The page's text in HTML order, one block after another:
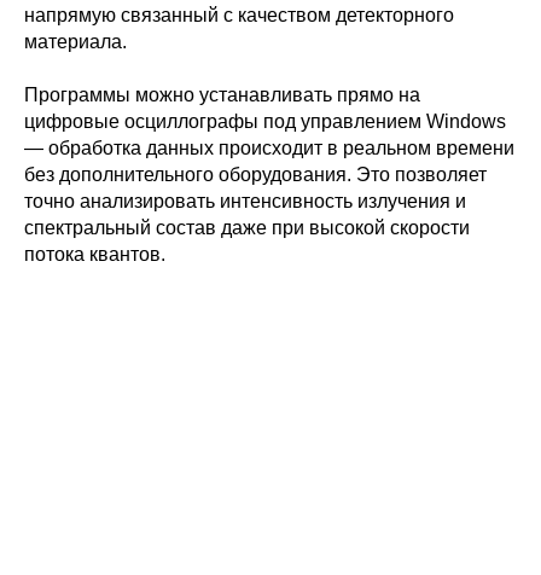
напрямую связанный с качеством детекторного
материала.
Программы можно устанавливать прямо на
цифровые осциллографы под управлением Windows
— обработка данных происходит в реальном времени
без дополнительного оборудования. Это позволяет
точно анализировать интенсивность излучения и
спектральный состав даже при высокой скорости
потока квантов.
Политика конфиденциальности
© 2015-2026 НАУРР. Все права защищены.
При использовании материалов ссылка на ROBOTUNION.RU — обязательна